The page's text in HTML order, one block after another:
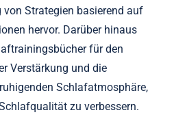
von Strategien basierend auf
hervor. Darüber hinaus
für den
Verstärkung und die
Schlafatmosphäre,
zu verbessern.